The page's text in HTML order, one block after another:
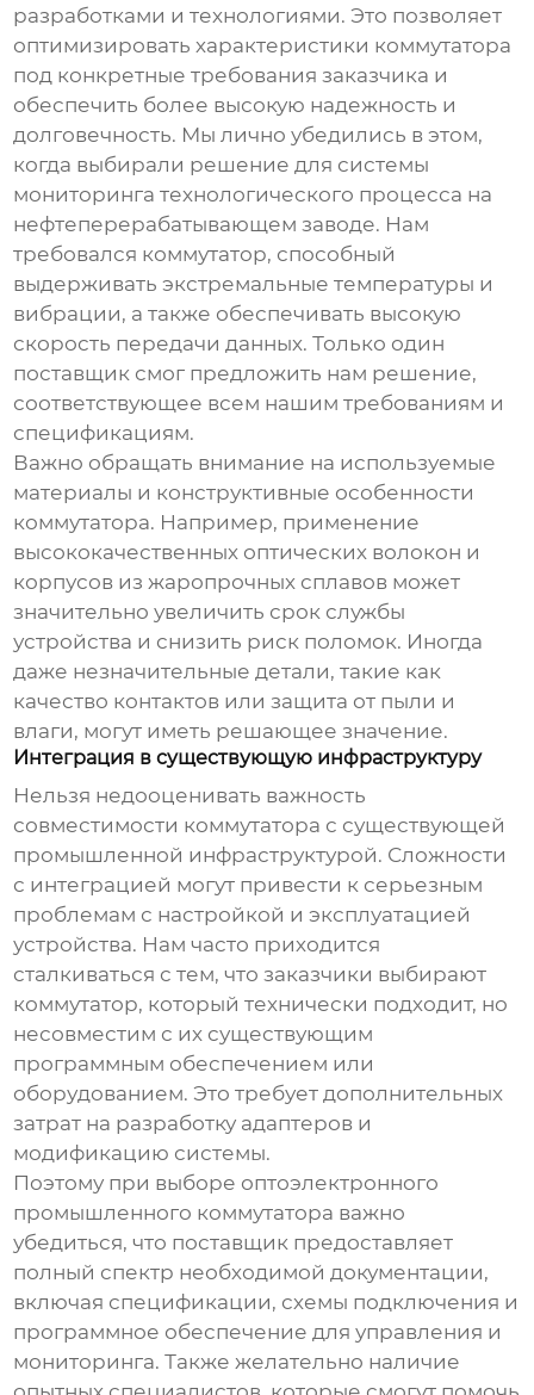
разработками и технологиями. Это позволяет
оптимизировать характеристики коммутатора
под конкретные требования заказчика и
обеспечить более высокую надежность и
долговечность. Мы лично убедились в этом,
когда выбирали решение для системы
мониторинга технологического процесса на
нефтеперерабатывающем заводе. Нам
требовался коммутатор, способный
выдерживать экстремальные температуры и
вибрации, а также обеспечивать высокую
скорость передачи данных. Только один
поставщик смог предложить нам решение,
соответствующее всем нашим требованиям и
спецификациям.
Важно обращать внимание на используемые
материалы и конструктивные особенности
коммутатора. Например, применение
высококачественных оптических волокон и
корпусов из жаропрочных сплавов может
значительно увеличить срок службы
устройства и снизить риск поломок. Иногда
даже незначительные детали, такие как
качество контактов или защита от пыли и
влаги, могут иметь решающее значение.
Интеграция в существующую инфраструктуру
Нельзя недооценивать важность
совместимости коммутатора с существующей
промышленной инфраструктурой. Сложности
с интеграцией могут привести к серьезным
проблемам с настройкой и эксплуатацией
устройства. Нам часто приходится
сталкиваться с тем, что заказчики выбирают
коммутатор, который технически подходит, но
несовместим с их существующим
программным обеспечением или
оборудованием. Это требует дополнительных
затрат на разработку адаптеров и
модификацию системы.
Поэтому при выборе оптоэлектронного
промышленного коммутатора важно
убедиться, что поставщик предоставляет
полный спектр необходимой документации,
включая спецификации, схемы подключения и
программное обеспечение для управления и
мониторинга. Также желательно наличие